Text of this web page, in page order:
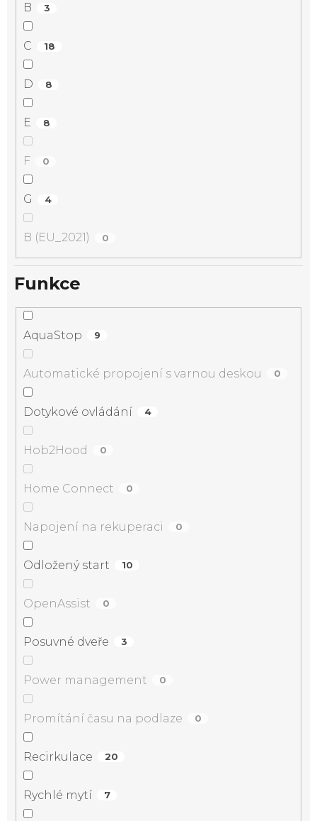
B 3
C 18
D 8
E 8
F 0
G 4
B (EU_2021) 0
Funkce
AquaStop 9
Automatické propojení s varnou deskou 0
Dotykové ovládání 4
Hob2Hood 0
Home Connect 0
Napojení na rekuperaci 0
Odložený start 10
OpenAssist 0
Posuvné dveře 3
Power management 0
Promítání času na podlaze 0
Recirkulace 20
Rychlé mytí 7